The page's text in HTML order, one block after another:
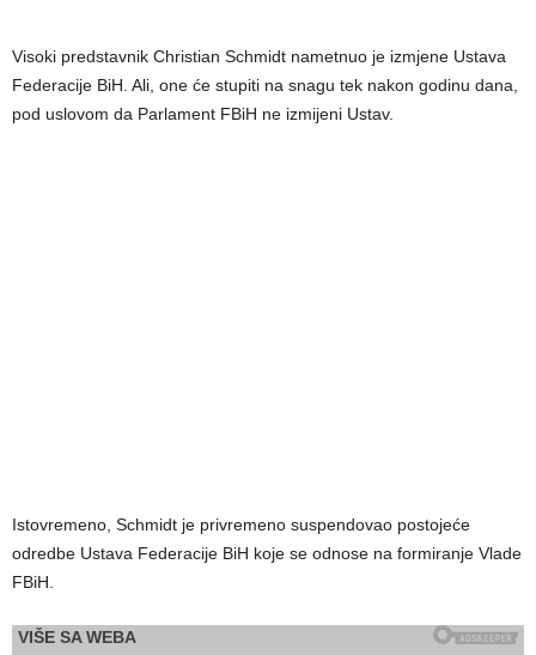
Visoki predstavnik Christian Schmidt nametnuo je izmjene Ustava
Federacije BiH. Ali, one će stupiti na snagu tek nakon godinu dana,
pod uslovom da Parlament FBiH ne izmijeni Ustav.
Istovremeno, Schmidt je privremeno suspendovao postojeće
odredbe Ustava Federacije BiH koje se odnose na formiranje Vlade
FBiH.